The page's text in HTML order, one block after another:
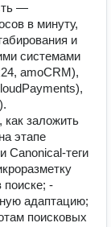
—
в минуту,
и
системами
amoCRM),
как заложить
этапе
Canonical‑теги
-
адаптацию;
поисковых